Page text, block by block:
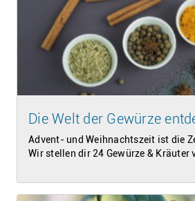
Die Welt der Gewürze
Advent- und Weihnachtszeit ist die
Wir stellen dir 24 Gewürze & Kräuter